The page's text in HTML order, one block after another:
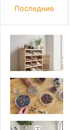
Последние